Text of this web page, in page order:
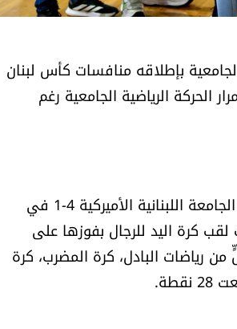
الجامعية بإطلاقه منافسات كأس لبنان
الرياضية الجامعية رغم
وحققت جامعة القديس يوسف لقب كرة القدم للصالات للسيدات بفوزها على الجامعة اللبنانية الأميركية 4-1 في
لقب كرة اليد للرجال بفوزها على
في كلٍّ من رياضات البادل، كرة المضرب، كرة